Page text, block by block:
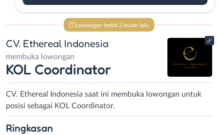
Lowongan terbit 2 bulan lalu
CV. Ethereal Indonesia
membuka lowongan
KOL Coordinator
CV. Ethereal Indonesia saat ini membuka lowongan untuk
posisi sebagai KOL Coordinator.
Ringkasan